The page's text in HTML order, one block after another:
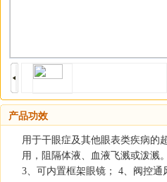
产品功效
用于干眼症及其他眼表类疾病的
用，阻隔体液、血液飞溅或泼溅
3、可内置框架眼镜； 4、阀控通